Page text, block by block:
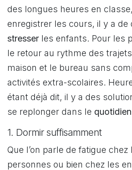
des longues heures en
enregistrer les cours, il y a de
stresser les enfants. Pour les
le retour au rythme des trajets
maison et le bureau sans
activités extra-scolaires.
étant déjà dit, il y a des
se replonger dans le
1. Dormir suffisamment
Que l’on parle de fatigue
personnes ou bien chez les